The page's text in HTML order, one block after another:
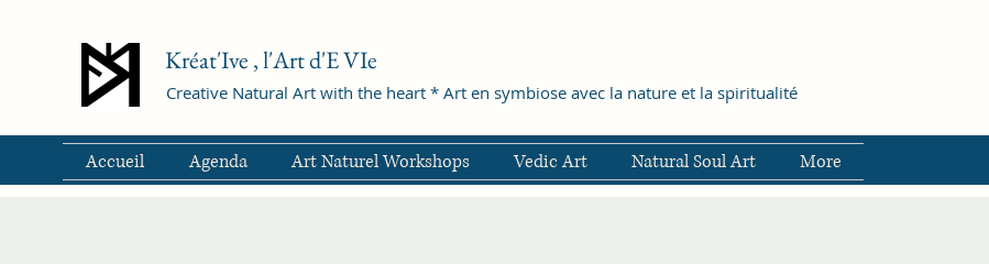
Kréat'Ive , l'Art d'E VIe
Creative Natural Art with the heart * Art en symbiose avec la nature et la spiritualité
Accueil Agenda Art Naturel Workshops Vedic Art Natural Soul Art More